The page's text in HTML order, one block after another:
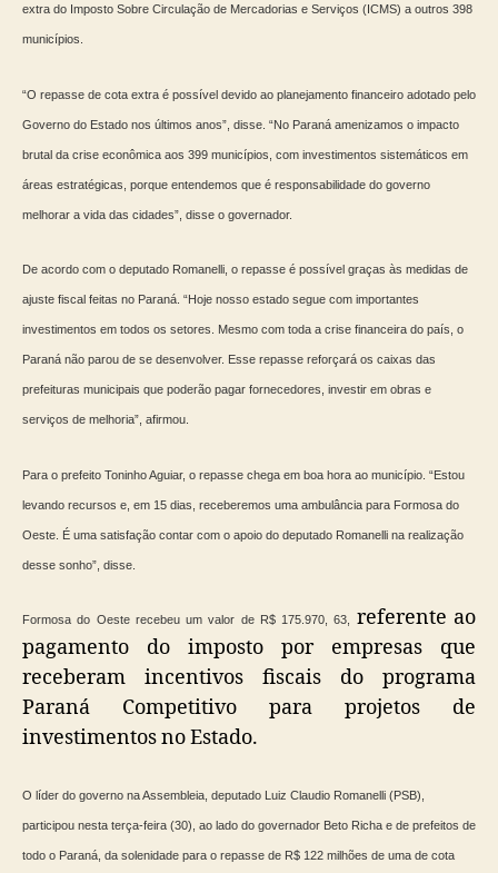
extra do Imposto Sobre Circulação de Mercadorias e Serviços (ICMS) a outros 398
municípios.
“O repasse de cota extra é possível devido ao planejamento financeiro adotado pelo
Governo do Estado nos últimos anos”, disse. “No Paraná amenizamos o impacto
brutal da crise econômica aos 399 municípios, com investimentos sistemáticos em
áreas estratégicas, porque entendemos que é responsabilidade do governo
melhorar a vida das cidades”, disse o governador.
De acordo com o deputado Romanelli, o repasse é possível graças às medidas de
ajuste fiscal feitas no Paraná. “Hoje nosso estado segue com importantes
investimentos em todos os setores. Mesmo com toda a crise financeira do país, o
Paraná não parou de se desenvolver. Esse repasse reforçará os caixas das
prefeituras municipais que poderão pagar fornecedores, investir em obras e
serviços de melhoria”, afirmou.
Para o prefeito Toninho Aguiar, o repasse chega em boa hora ao município. “Estou
levando recursos e, em 15 dias, receberemos uma ambulância para Formosa do
Oeste. É uma satisfação contar com o apoio do deputado Romanelli na realização
desse sonho”, disse.
Formosa do Oeste recebeu um valor de R$ 175.970, 63, referente ao
pagamento do imposto por empresas que
receberam incentivos fiscais do programa
Paraná Competitivo para projetos de
investimentos no Estado.
O líder do governo na Assembleia, deputado Luiz Claudio Romanelli (PSB),
participou nesta terça-feira (30), ao lado do governador Beto Richa e de prefeitos de
todo o Paraná, da solenidade para o repasse de R$ 122 milhões de uma de cota